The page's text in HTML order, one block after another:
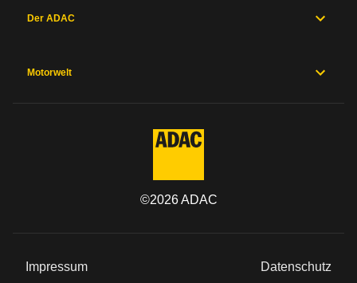
Der ADAC
Motorwelt
©2026ADAC
Impressum Datenschutz